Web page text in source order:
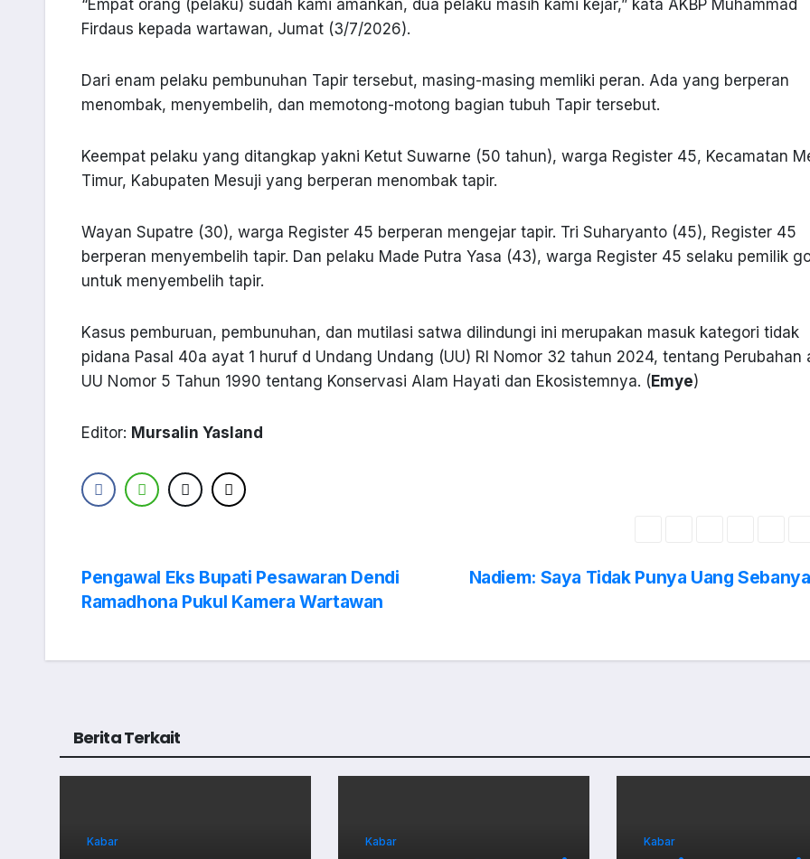
“Empat orang (pelaku) sudah kami amankan, dua pelaku masih kami kejar,” kata AKBP Muhammad
Firdaus kepada wartawan, Jumat (3/7/2026).
Dari enam pelaku pembunuhan Tapir tersebut, masing-masing memliki peran. Ada yang berperan
menombak, menyembelih, dan memotong-motong bagian tubuh Tapir tersebut.
Keempat pelaku yang ditangkap yakni Ketut Suwarne (50 tahun), warga Register 45, Kecamatan
Timur, Kabupaten Mesuji yang berperan menombak tapir.
Wayan Supatre (30), warga Register 45 berperan mengejar tapir. Tri Suharyanto (45), Register 45
berperan menyembelih tapir. Dan pelaku Made Putra Yasa (43), warga Register 45 selaku pemilik
untuk menyembelih tapir.
Kasus pemburuan, pembunuhan, dan mutilasi satwa dilindungi ini merupakan masuk kategori tidak
pidana Pasal 40a ayat 1 huruf d Undang Undang (UU) RI Nomor 32 tahun 2024, tentang Perubahan
UU Nomor 5 Tahun 1990 tentang Konservasi Alam Hayati dan Ekosistemnya. ( Emye)
Editor: Mursalin Yasland
Navigasi
pos
Nadiem: Saya Tidak Punya Uang
Pengawal Eks Bupati Pesawaran Dendi
Ramadhona Pukul Kamera Wartawan
Berita Terkait
Kabar Kabar Kabar